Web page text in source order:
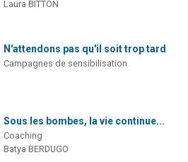
Laura BITTON
N'attendons pas qu'il soit trop tard
Campagnes de sensibilisation
Sous les bombes, la vie continue...
Coaching
Batya BERDUGO